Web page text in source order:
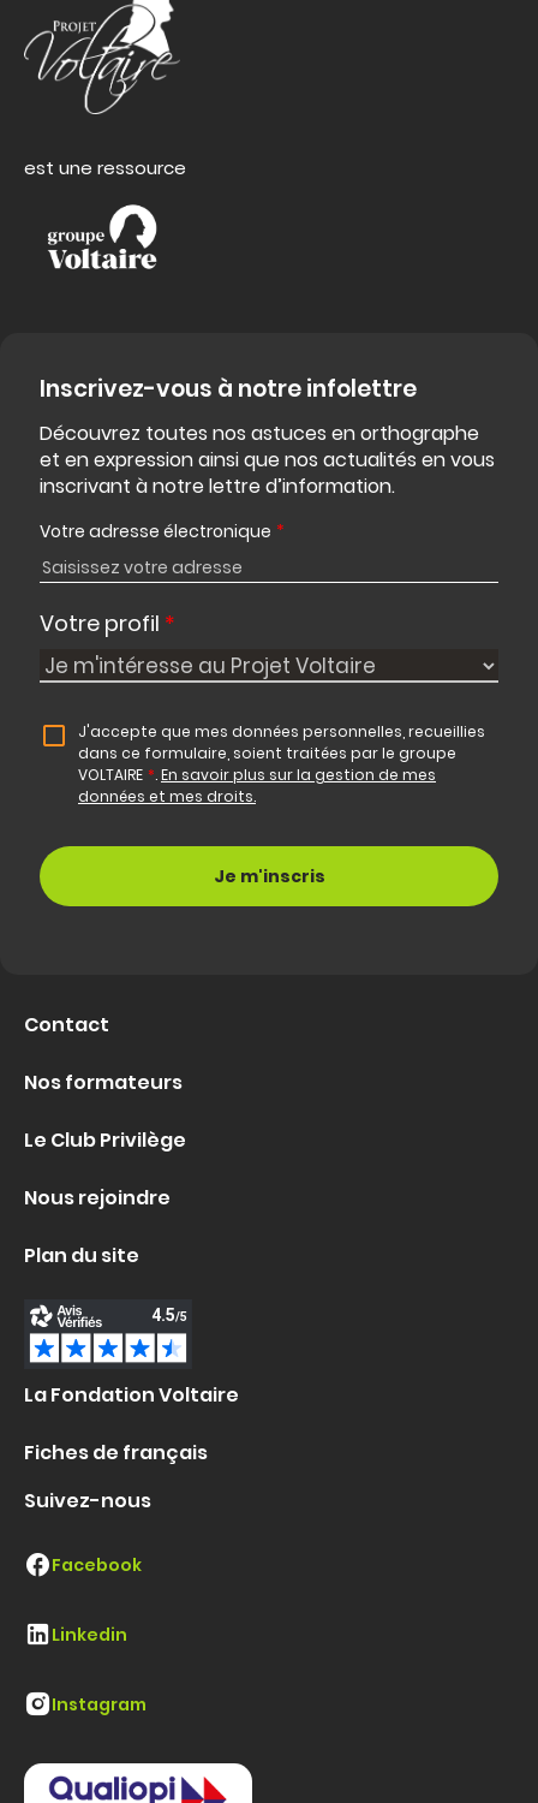
est une ressource
Inscrivez-vous à notre infolettre
Découvrez toutes nos astuces en orthographe
et en expression ainsi que nos actualités en vous
inscrivant à notre lettre d’information.
Votre adresse électronique *
Votre profil *
J'accepte que mes données personnelles, recueillies
dans ce formulaire, soient traitées par le groupe
VOLTAIRE *.En savoir plus sur la gestion de mes
données et mes droits.
Contact
Nos formateurs
Le Club Privilège
Nous rejoindre
Plan du site
La Fondation Voltaire
Fiches de français
Suivez-nous
Facebook
Linkedin
Instagram